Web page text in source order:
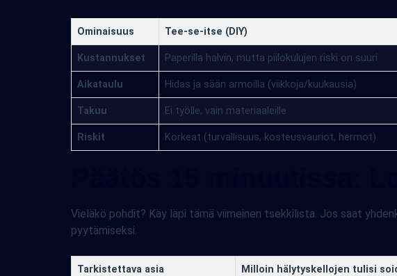
Ominaisuus Tee-se-itse (DIY)
Kustannukset Paperilla halvin, mutta piilokulujen riski on suuri
Aikataulu Hidas ja sään armoilla (viikkoja/kuukausia)
Takuu Ei työlle, vain materiaaleille
Riskit Korkeat (turvallisuus, kosteusvauriot, hermot)
Vieläkö pohdit? Käy läpi tämä viimeinen tsekkilista. Jos saat
pyytämiseksi.
Tarkistettava asia Milloin hälytyskellojen tulisi